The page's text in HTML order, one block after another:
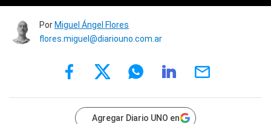
Por Miguel Ángel Flores
flores.miguel@diariouno.com.ar
Agregar Diario UNO en